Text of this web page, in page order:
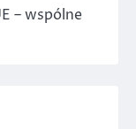
– wspólne